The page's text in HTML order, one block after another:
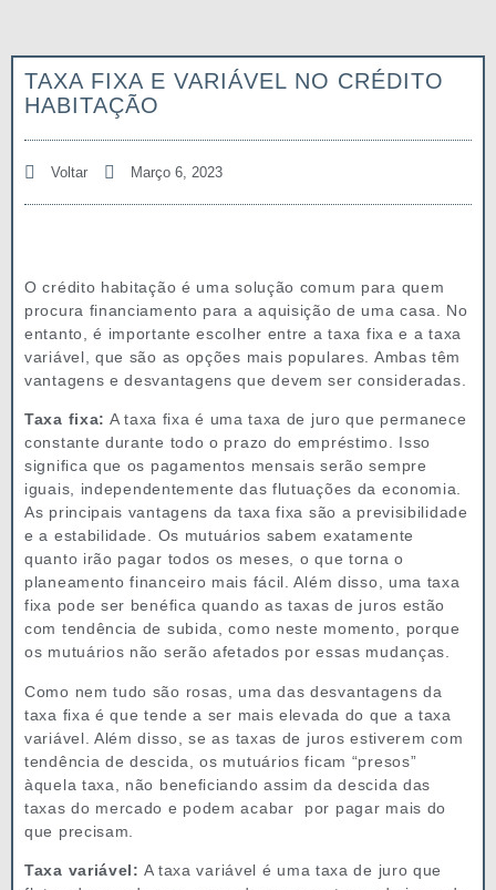
TAXA FIXA E VARIÁVEL NO CRÉDITO
HABITAÇÃO
Voltar Março 6, 2023
O crédito habitação é uma solução comum para quem
procura financiamento para a aquisição de uma casa. No
entanto, é importante escolher entre a taxa fixa e a taxa
variável, que são as opções mais populares. Ambas têm
vantagens e desvantagens que devem ser consideradas.
Taxa fixa: A taxa fixa é uma taxa de juro que permanece
constante durante todo o prazo do empréstimo. Isso
significa que os pagamentos mensais serão sempre
iguais, independentemente das flutuações da economia.
As principais vantagens da taxa fixa são a previsibilidade
e a estabilidade. Os mutuários sabem exatamente
quanto irão pagar todos os meses, o que torna o
planeamento financeiro mais fácil. Além disso, uma taxa
fixa pode ser benéfica quando as taxas de juros estão
com tendência de subida, como neste momento, porque
os mutuários não serão afetados por essas mudanças.
Como nem tudo são rosas, uma das desvantagens da
taxa fixa é que tende a ser mais elevada do que a taxa
variável. Além disso, se as taxas de juros estiverem com
tendência de descida, os mutuários ficam “presos”
àquela taxa, não beneficiando assim da descida das
taxas do mercado e podem acabar por pagar mais do
que precisam.
Taxa variável: A taxa variável é uma taxa de juro que